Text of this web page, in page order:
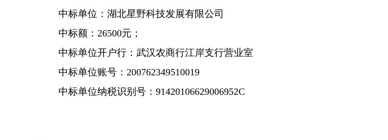
中标单位：湖北星野科技发展有限公司
中标额：26500元；
中标单位开户行：武汉农商行江岸支行营业室
中标单位账号：200762349510019
中标单位纳税识别号：91420106629006952C